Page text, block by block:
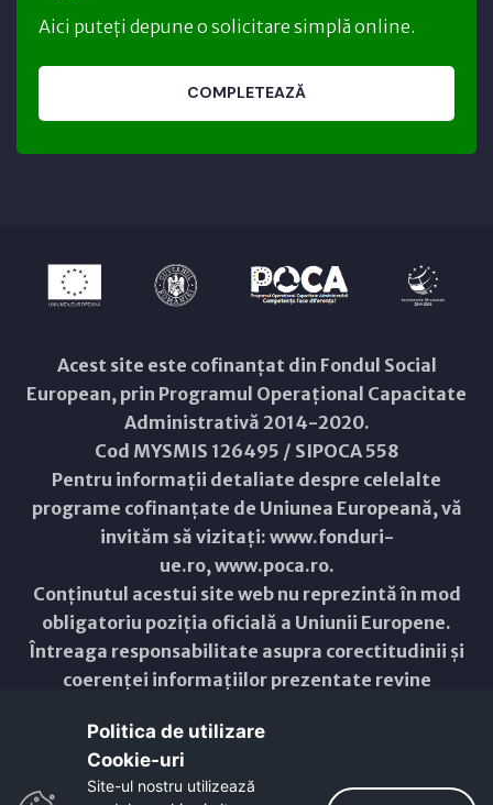
Aici puteți depune o solicitare simplă online.
COMPLETEAZĂ
Acest site este cofinanțat din Fondul Social
European, prin Programul Operațional Capacitate
Administrativă 2014-2020.
Cod MYSMIS 126495 / SIPOCA 558
Pentru informații detaliate despre celelalte
programe cofinanțate de Uniunea Europeană, vă
invităm să vizitați: www.fonduri-
ue.ro,www.poca.ro.
Conținutul acestui site web nu reprezintă în mod
obligatoriu poziția oficială a Uniunii Europene.
Întreaga responsabilitate asupra corectitudinii și
coerenței informațiilor prezentate revine
Copyright © 2021 - 2026 -
Politica de utilizare
Cookie-uri‎
Site-ul nostru utilizează